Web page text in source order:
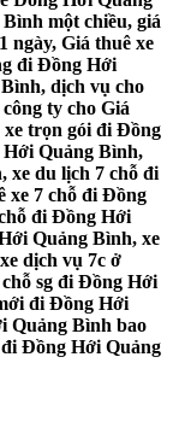
một chiều, giá
ngày, Giá thuê xe
đi Đồng Hới
dịch vụ cho
ty cho Giá
xe trọn gói đi Đồng
Quảng Bình,
xe du lịch 7 chỗ đi
xe 7 chỗ đi Đồng
đi Đồng Hới
Quảng Bình, xe
dịch vụ 7c ở
sg đi Đồng Hới
đi Đồng Hới
Quảng Bình bao
đi Đồng Hới Quảng